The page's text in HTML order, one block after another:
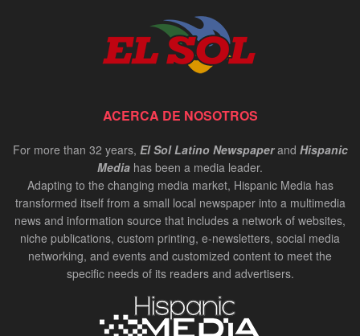
ACERCA DE NOSOTROS
For more than 32 years, El Sol Latino Newspaperand Hispanic
Media has been a media leader.
Adapting to the changing media market, Hispanic Media has
transformed itself from a small local newspaper into a multimedia
news and information source that includes a network of websites,
niche publications, custom printing, e-newsletters, social media
networking, and events and customized content to meet the
specific needs of its readers and advertisers.